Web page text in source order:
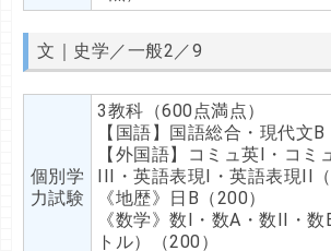
文｜史学／一般2／9
個別学
力試験
3教科（600点満点）
【国語】国語総合・現代文B
【外国語】コミュ英I・コミ
III・英語表現I・英語表現II（
《地歴》日B（200）
《数学》数I・数A・数II・
トル）（200）